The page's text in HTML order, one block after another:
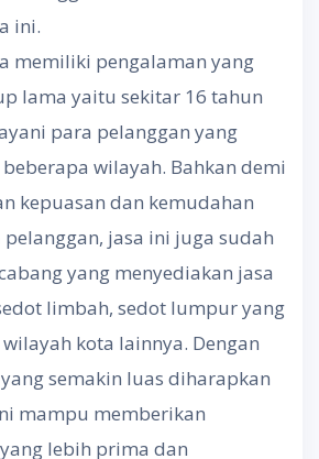
ini.
memiliki pengalaman yang
lama yaitu sekitar 16 tahun
para pelanggan yang
wilayah. Bahkan demi
kepuasan dan kemudahan
jasa ini juga sudah
yang menyediakan jasa
limbah, sedot lumpur yang
kota lainnya. Dengan
semakin luas diharapkan
mampu memberikan
lebih prima dan